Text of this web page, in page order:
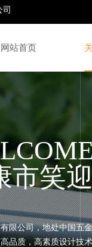
网站首页
行业新闻
整篱剪系
墙板锯系
市笑
限公司，地处中国五
品质，高素质设计技